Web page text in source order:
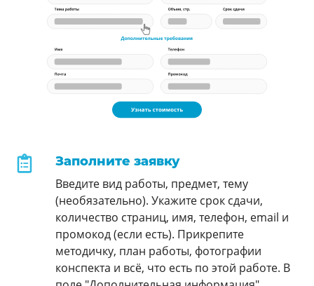
Заполните заявку
Введите вид работы, предмет, тему
(необязательно). Укажите срок сдачи,
количество страниц, имя, телефон, email и
промокод (если есть). Прикрепите
методичку, план работы, фотографии
конспекта и всё, что есть по этой работе. В